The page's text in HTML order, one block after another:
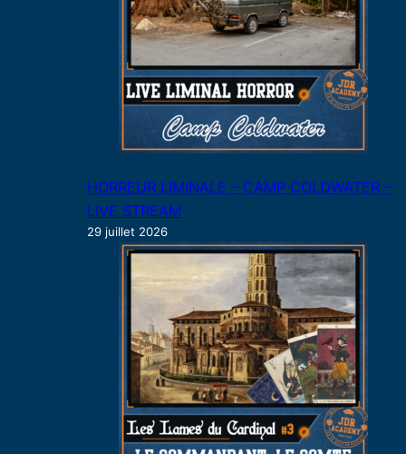
HORREUR LIMINALE – CAMP COLDWATER –
LIVE STREAM
29 juillet 2026